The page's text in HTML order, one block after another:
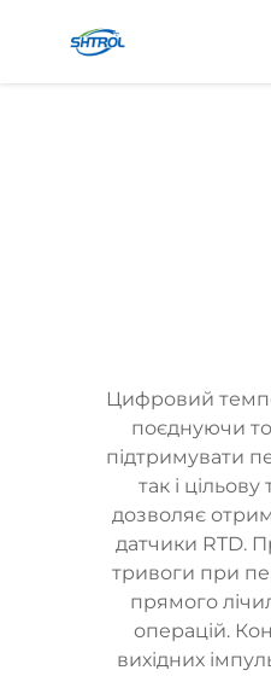
Цифровий
поєднуючи
підтримувати
так і
дозволяє
датчики RTD.
тривоги при
прямого
операцій.
вихідних